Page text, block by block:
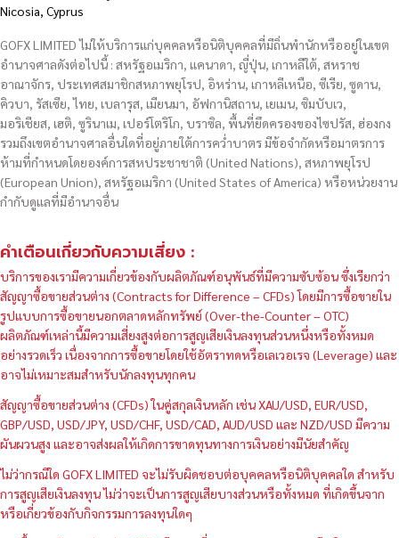
Nicosia, Cyprus
GOFX LIMITED ไม่ให้บริการแก่บุคคลหรือนิติบุคคลที่มีถิ่นพำนักหรืออยู่ในเขต
อำนาจศาลดังต่อไปนี้ : สหรัฐอเมริกา, แคนาดา, ญี่ปุ่น, เกาหลีใต้, สหราช
อาณาจักร, ประเทศสมาชิกสหภาพยุโรป, อิหร่าน, เกาหลีเหนือ, ซีเรีย, ซูดาน,
คิวบา, รัสเซีย, ไทย, เบลารุส, เมียนมา, อัฟกานิสถาน, เยเมน, ซิมบับเว,
มอริเชียส, เฮติ, ซูรินาเม, เปอร์โตริโก, บราซิล, พื้นที่ยึดครองของไซปรัส, ฮ่องกง
รวมถึงเขตอำนาจศาลอื่นใดที่อยู่ภายใต้การคว่ำบาตร มีข้อจำกัดหรือมาตรการ
ห้ามที่กำหนดโดยองค์การสหประชาชาติ (United Nations), สหภาพยุโรป
(European Union), สหรัฐอเมริกา (United States of America) หรือหน่วยงาน
กำกับดูแลที่มีอำนาจอื่น
คำเตือนเกี่ยวกับความเสี่ยง :
บริการของเรามีความเกี่ยวข้องกับผลิตภัณฑ์อนุพันธ์ที่มีความซับซ้อน ซึ่งเรียกว่า
สัญญาซื้อขายส่วนต่าง (Contracts for Difference – CFDs) โดยมีการซื้อขายใน
รูปแบบการซื้อขายนอกตลาดหลักทรัพย์ (Over-the-Counter – OTC)
ผลิตภัณฑ์เหล่านี้มีความเสี่ยงสูงต่อการสูญเสียเงินลงทุนส่วนหนึ่งหรือทั้งหมด
อย่างรวดเร็ว เนื่องจากการซื้อขายโดยใช้อัตราทดหรือเลเวอเรจ (Leverage) และ
อาจไม่เหมาะสมสำหรับนักลงทุนทุกคน
สัญญาซื้อขายส่วนต่าง (CFDs) ในคู่สกุลเงินหลัก เช่น XAU/USD, EUR/USD,
GBP/USD, USD/JPY, USD/CHF, USD/CAD, AUD/USD และ NZD/USD มีความ
ผันผวนสูง และอาจส่งผลให้เกิดการขาดทุนทางการเงินอย่างมีนัยสำคัญ
ไม่ว่ากรณีใด GOFX LIMITED จะไม่รับผิดชอบต่อบุคคลหรือนิติบุคคลใด สำหรับ
การสูญเสียเงินลงทุน ไม่ว่าจะเป็นการสูญเสียบางส่วนหรือทั้งหมด ที่เกิดขึ้นจาก
หรือเกี่ยวข้องกับกิจกรรมการลงทุนใดๆ